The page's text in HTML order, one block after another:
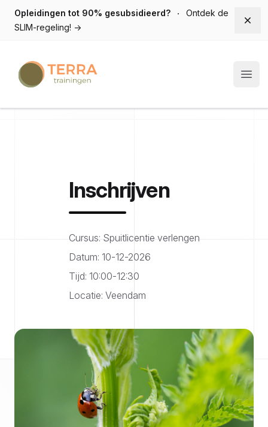
Opleidingen tot 90% gesubsidieerd?
Ontdek de
SLIM-regeling! →
Terra trainingen
Inschrijven
Cursus: Spuitlicentie verlengen
Datum: 10-12-2026
Tijd: 10:00-12:30
Locatie: Veendam